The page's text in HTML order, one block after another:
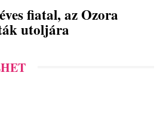
fiatal, az Ozora
utoljára